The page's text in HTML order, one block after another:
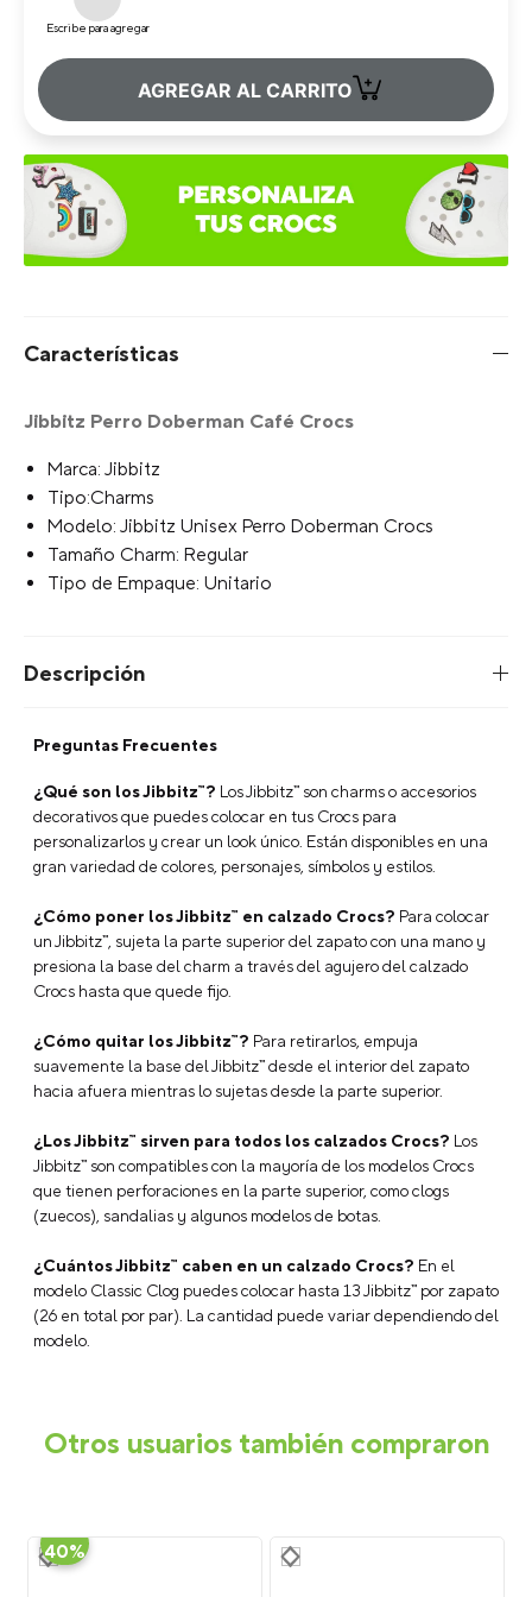
Escribe para agregar
AGREGAR AL CARRITO +
Características
Jibbitz Perro Doberman Café Crocs
Marca: Jibbitz
Tipo:Charms
Modelo: Jibbitz Unisex Perro Doberman Crocs
Tamaño Charm: Regular
Tipo de Empaque: Unitario
Descripción
Preguntas Frecuentes
¿Qué son los Jibbitz™? Los Jibbitz™ son charms o accesorios
decorativos que puedes colocar en tus Crocs para
personalizarlos y crear un look único. Están disponibles en una
gran variedad de colores, personajes, símbolos y estilos.
¿Cómo poner los Jibbitz™ en calzado Crocs? Para colocar
un Jibbitz™, sujeta la parte superior del zapato con una mano y
presiona la base del charm a través del agujero del calzado
Crocs hasta que quede fijo.
¿Cómo quitar los Jibbitz™? Para retirarlos, empuja
suavemente la base del Jibbitz™ desde el interior del zapato
hacia afuera mientras lo sujetas desde la parte superior.
¿Los Jibbitz™ sirven para todos los calzados Crocs? Los
Jibbitz™ son compatibles con la mayoría de los modelos Crocs
que tienen perforaciones en la parte superior, como clogs
(zuecos), sandalias y algunos modelos de botas.
¿Cuántos Jibbitz™ caben en un calzado Crocs? En el
modelo Classic Clog puedes colocar hasta 13 Jibbitz™ por zapato
(26 en total por par). La cantidad puede variar dependiendo del
modelo.
Otros usuarios también compraron
-
40%